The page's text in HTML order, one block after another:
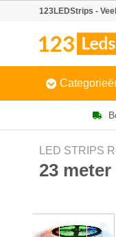
123LEDStrips -
LED STRIPS
23